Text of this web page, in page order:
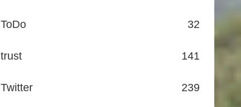
ToDo 32
trust 141
Twitter 239